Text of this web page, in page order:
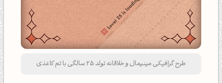
طرح گرافیکی مینیمال و خلاقانه تولد 25 سالگی با تم کاغذی